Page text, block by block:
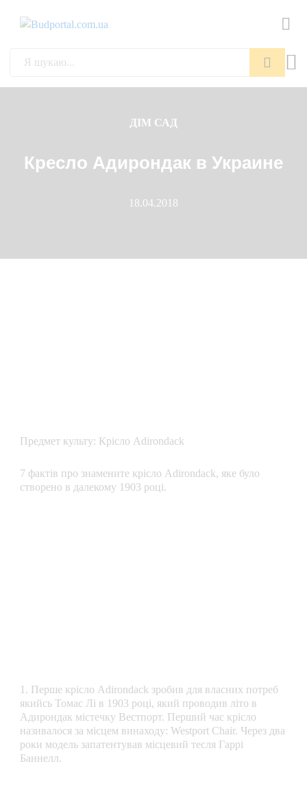
Пошук
ДІМ САД
Кресло Адирондак в Украине
18.04.2018
Предмет культу: Крісло Adirondack
7 фактів про знамените крісло Adirondack, яке було
створено в далекому 1903 році.
1. Перше крісло Adirondack зробив для власних потреб
якийсь Томас Лі в 1903 році, який проводив літо в
Адирондак містечку Вестпорт. Перший час крісло
називалося за місцем винаходу: Westport Chair. Через два
роки модель запатентував місцевий тесля Гаррі
Баннелл.